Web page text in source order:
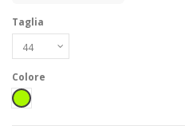
Taglia
Colore
Verde fluo